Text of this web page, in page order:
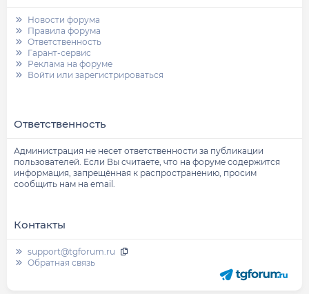
Новости форума
Правила форума
Ответственность
Гарант-сервис
Реклама на форуме
Войти или зарегистрироваться
Ответственность
Администрация не несет ответственности за публикации
пользователей. Если Вы считаете, что на форуме содержится
информация, запрещённая к распространению, просим
сообщить нам на email.
Контакты
support@tgforum.ru
Обратная связь